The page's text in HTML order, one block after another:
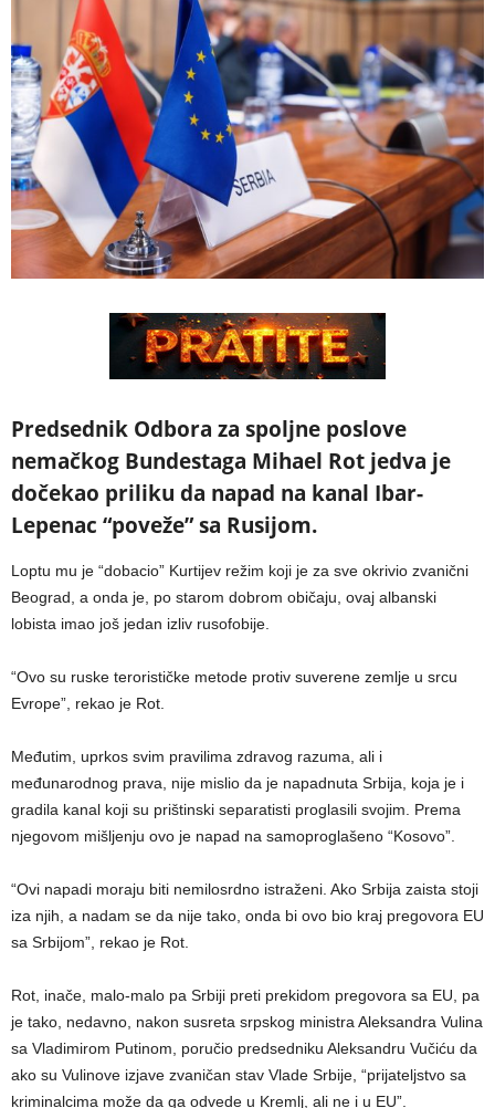
Predsednik Odbora za spoljne poslove
nemačkog Bundestaga Mihael Rot jedva je
dočekao priliku da napad na kanal Ibar-
Lepenac “poveže” sa Rusijom.
Loptu mu je “dobacio” Kurtijev režim koji je za sve okrivio zvanični
Beograd, a onda je, po starom dobrom običaju, ovaj albanski
lobista imao još jedan izliv rusofobije.
“Ovo su ruske terorističke metode protiv suverene zemlje u srcu
Evrope”, rekao je Rot.
Međutim, uprkos svim pravilima zdravog razuma, ali i
međunarodnog prava, nije mislio da je napadnuta Srbija, koja je i
gradila kanal koji su prištinski separatisti proglasili svojim. Prema
njegovom mišljenju ovo je napad na samoproglašeno “Kosovo”.
“Ovi napadi moraju biti nemilosrdno istraženi. Ako Srbija zaista stoji
iza njih, a nadam se da nije tako, onda bi ovo bio kraj pregovora EU
sa Srbijom”, rekao je Rot.
Rot, inače, malo-malo pa Srbiji preti prekidom pregovora sa EU, pa
je tako, nedavno, nakon susreta srpskog ministra Aleksandra Vulina
sa Vladimirom Putinom, poručio predsedniku Aleksandru Vučiću da
ako su Vulinove izjave zvaničan stav Vlade Srbije, “prijateljstvo sa
kriminalcima može da ga odvede u Kremlj, ali ne i u EU”.